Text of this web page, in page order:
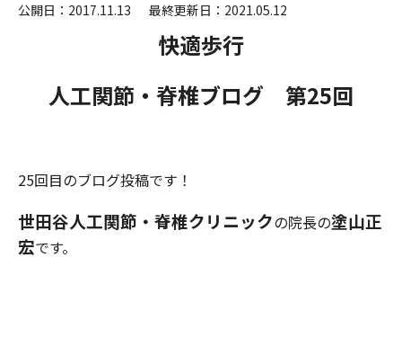
公開日：2017.11.13 最終更新日：2021.05.12
快適歩行
人工関節・脊椎ブログ 第25回
25回目のブログ投稿です！
世田谷人工関節・脊椎クリニックの院長の塗山正
宏です。